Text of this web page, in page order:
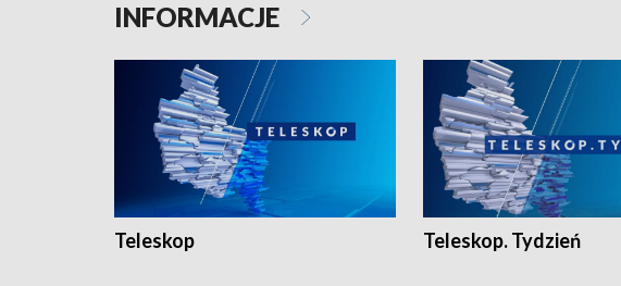
INFORMACJE
Teleskop Teleskop. Tydzień